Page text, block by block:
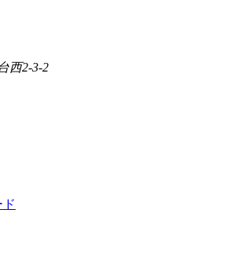
西2-3-2